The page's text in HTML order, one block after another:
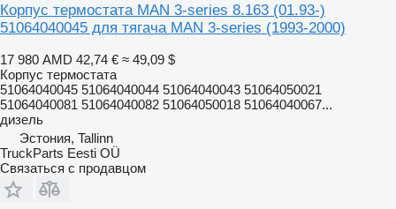
Корпус термостата MAN 3-series 8.163 (01.93-)
51064040045 для тягача MAN 3-series (1993-2000)
17 980 AMD 42,74 € ≈ 49,09 $
Корпус термостата
51064040045 51064040044 51064040043 51064050021
51064040081 51064040082 51064050018 51064040067...
дизель
Эстония, Tallinn
TruckParts Eesti OÜ
Связаться с продавцом